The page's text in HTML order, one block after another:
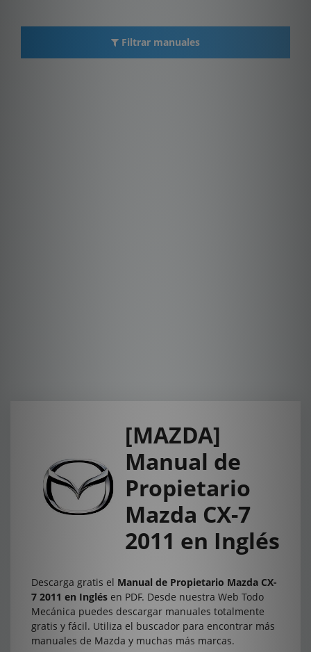
Filtrar manuales
[MAZDA]
Manual de
Propietario
Mazda CX-7
2011 en Inglés
Descarga gratis el Manual de Propietario Mazda CX-
7 2011 en Inglés en PDF. Desde nuestra Web Todo
Mecánica puedes descargar manuales totalmente
gratis y fácil. Utiliza el buscador para encontrar más
manuales de Mazda y muchas más marcas.